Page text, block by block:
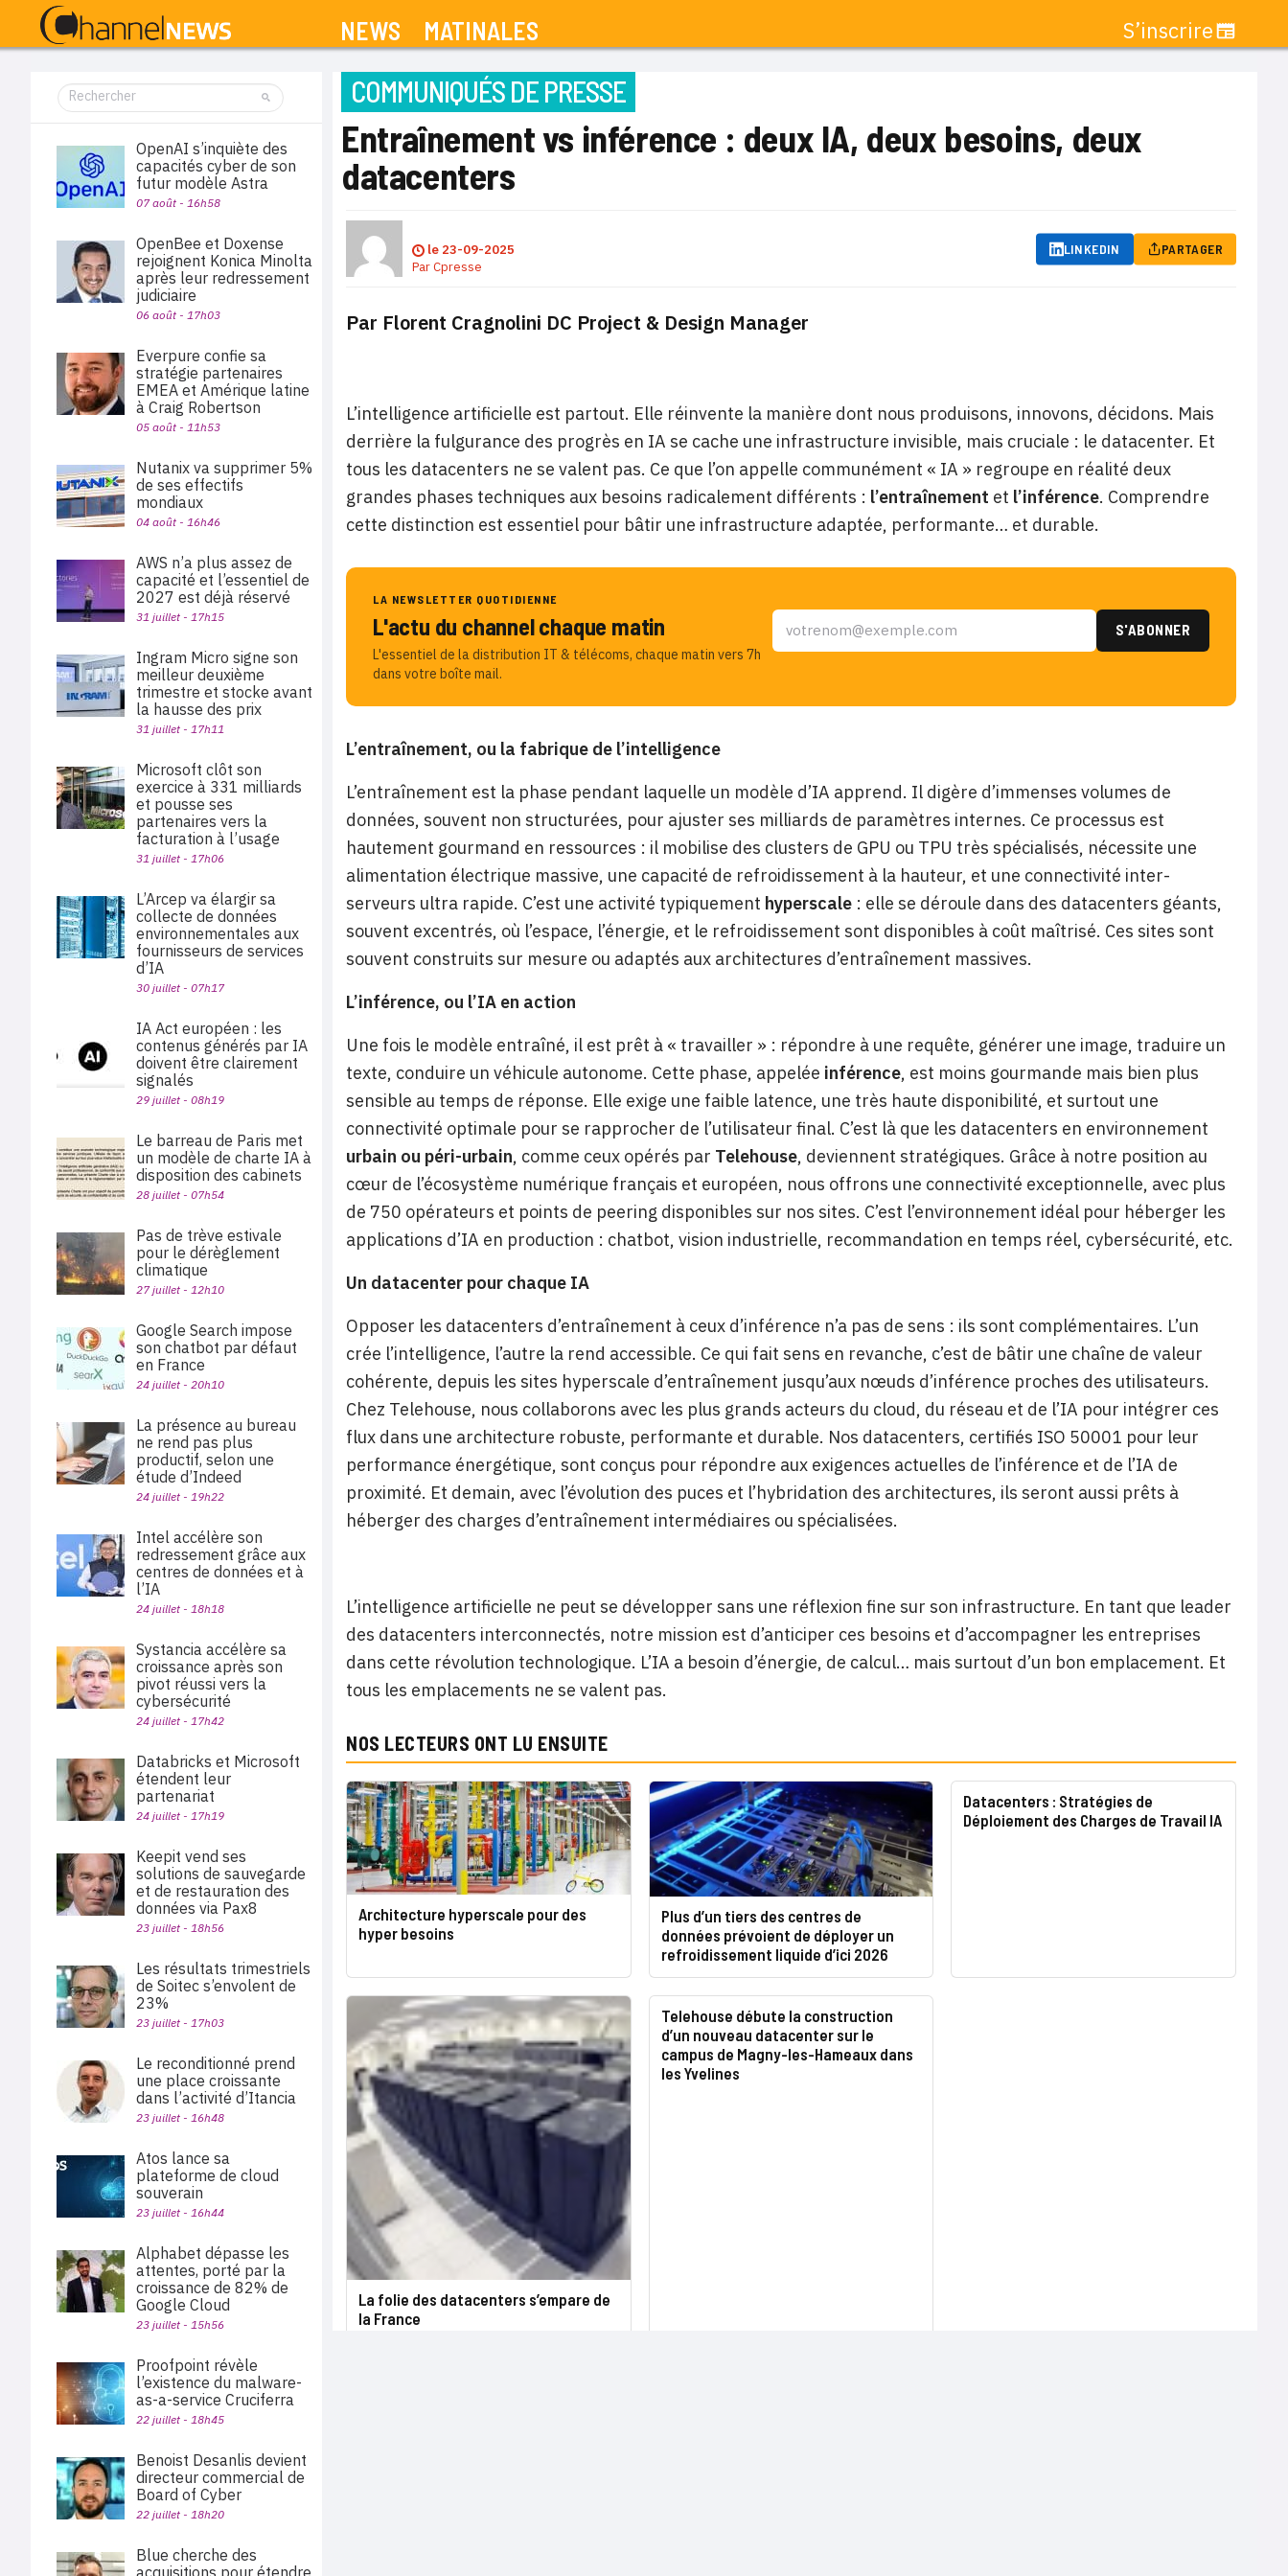
NEWS MATINALES S’inscrire
COMMUNIQUÉS DE PRESSE
Entraînement vs inférence : deux IA, deux besoins, deux
datacenters
le 23-09-2025
ParCpresse
LINKEDIN PARTAGER
Par Florent Cragnolini DC Project & Design Manager
L’intelligence artificielle est partout. Elle réinvente la manière dont nous produisons, innovons, décidons. Mais
derrière la fulgurance des progrès en IA se cache une infrastructure invisible, mais cruciale : le datacenter. Et
tous les datacenters ne se valent pas. Ce que l’on appelle communément « IA » regroupe en réalité deux
grandes phases techniques aux besoins radicalement différents : l’entraînement et l’inférence. Comprendre
cette distinction est essentiel pour bâtir une infrastructure adaptée, performante… et durable.
LA NEWSLETTER QUOTIDIENNE
L'actu du channel chaque matin
L'essentiel de la distribution IT & télécoms, chaque matin vers 7h
dans votre boîte mail.
L’entraînement, ou la fabrique de l’intelligence
L’entraînement est la phase pendant laquelle un modèle d’IA apprend. Il digère d’immenses volumes de
données, souvent non structurées, pour ajuster ses milliards de paramètres internes. Ce processus est
hautement gourmand en ressources : il mobilise des clusters de GPU ou TPU très spécialisés, nécessite une
alimentation électrique massive, une capacité de refroidissement à la hauteur, et une connectivité inter-
serveurs ultra rapide. C’est une activité typiquement hyperscale : elle se déroule dans des datacenters géants,
souvent excentrés, où l’espace, l’énergie, et le refroidissement sont disponibles à coût maîtrisé. Ces sites sont
souvent construits sur mesure ou adaptés aux architectures d’entraînement massives.
L’inférence, ou l’IA en action
Une fois le modèle entraîné, il est prêt à « travailler » : répondre à une requête, générer une image, traduire un
texte, conduire un véhicule autonome. Cette phase, appelée inférence, est moins gourmande mais bien plus
sensible au temps de réponse. Elle exige une faible latence, une très haute disponibilité, et surtout une
connectivité optimale pour se rapprocher de l’utilisateur final. C’est là que les datacenters en environnement
urbain ou péri-urbain, comme ceux opérés par Telehouse, deviennent stratégiques. Grâce à notre position au
cœur de l’écosystème numérique français et européen, nous offrons une connectivité exceptionnelle, avec plus
de 750 opérateurs et points de peering disponibles sur nos sites. C’est l’environnement idéal pour héberger les
applications d’IA en production : chatbot, vision industrielle, recommandation en temps réel, cybersécurité, etc.
Un datacenter pour chaque IA
Opposer les datacenters d’entraînement à ceux d’inférence n’a pas de sens : ils sont complémentaires. L’un
crée l’intelligence, l’autre la rend accessible. Ce qui fait sens en revanche, c’est de bâtir une chaîne de valeur
cohérente, depuis les sites hyperscale d’entraînement jusqu’aux nœuds d’inférence proches des utilisateurs.
Chez Telehouse, nous collaborons avec les plus grands acteurs du cloud, du réseau et de l’IA pour intégrer ces
flux dans une architecture robuste, performante et durable. Nos datacenters, certifiés ISO 50001 pour leur
performance énergétique, sont conçus pour répondre aux exigences actuelles de l’inférence et de l’IA de
proximité. Et demain, avec l’évolution des puces et l’hybridation des architectures, ils seront aussi prêts à
héberger des charges d’entraînement intermédiaires ou spécialisées.
L’intelligence artificielle ne peut se développer sans une réflexion fine sur son infrastructure. En tant que leader
des datacenters interconnectés, notre mission est d’anticiper ces besoins et d’accompagner les entreprises
dans cette révolution technologique. L’IA a besoin d’énergie, de calcul… mais surtout d’un bon emplacement. Et
tous les emplacements ne se valent pas.
NOS LECTEURS ONT LU ENSUITE
Architecture hyperscale pour des
hyper besoins
Plus d’un tiers des centres de
données prévoient de déployer un
refroidissement liquide d’ici 2026
Datacenters : Stratégies de
Déploiement des Charges de Travail IA
La folie des datacenters s’empare de
la France
Telehouse débute la construction
d’un nouveau datacenter sur le
campus de Magny-les-Hameaux dans
les Yvelines
OpenAI s’inquiète des
capacités cyber de son
futur modèle Astra
07 août - 16h58
OpenBee et Doxense
rejoignent Konica Minolta
après leur redressement
judiciaire
06 août - 17h03
Everpure confie sa
stratégie partenaires
EMEA et Amérique latine
à Craig Robertson
05 août - 11h53
Nutanix va supprimer 5%
de ses effectifs
mondiaux
04 août - 16h46
AWS n’a plus assez de
capacité et l’essentiel de
2027 est déjà réservé
31 juillet - 17h15
Ingram Micro signe son
meilleur deuxième
trimestre et stocke avant
la hausse des prix
31 juillet - 17h11
Microsoft clôt son
exercice à 331 milliards
et pousse ses
partenaires vers la
facturation à l’usage
31 juillet - 17h06
L’Arcep va élargir sa
collecte de données
environnementales aux
fournisseurs de services
d’IA
30 juillet - 07h17
IA Act européen : les
contenus générés par IA
doivent être clairement
signalés
29 juillet - 08h19
Le barreau de Paris met
un modèle de charte IA à
disposition des cabinets
28 juillet - 07h54
Pas de trève estivale
pour le dérèglement
climatique
27 juillet - 12h10
Google Search impose
son chatbot par défaut
en France
24 juillet - 20h10
La présence au bureau
ne rend pas plus
productif, selon une
étude d’Indeed
24 juillet - 19h22
Intel accélère son
redressement grâce aux
centres de données et à
l’IA
24 juillet - 18h18
Systancia accélère sa
croissance après son
pivot réussi vers la
cybersécurité
24 juillet - 17h42
Databricks et Microsoft
étendent leur
partenariat
24 juillet - 17h19
Keepit vend ses
solutions de sauvegarde
et de restauration des
données via Pax8
23 juillet - 18h56
Les résultats trimestriels
de Soitec s’envolent de
23%
23 juillet - 17h03
Le reconditionné prend
une place croissante
dans l’activité d’Itancia
23 juillet - 16h48
Atos lance sa
plateforme de cloud
souverain
23 juillet - 16h44
Alphabet dépasse les
attentes, porté par la
croissance de 82% de
Google Cloud
23 juillet - 15h56
Proofpoint révèle
l’existence du malware-
as-a-service Cruciferra
22 juillet - 18h45
Benoist Desanlis devient
directeur commercial de
Board of Cyber
22 juillet - 18h20
Blue cherche des
acquisitions pour étendre